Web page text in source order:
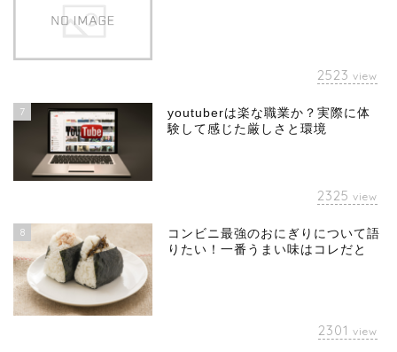
2523 view
7
youtuberは楽な職業か？実際に体
験して感じた厳しさと環境
2325 view
8
コンビニ最強のおにぎりについて語
りたい！一番うまい味はコレだと
2301 view